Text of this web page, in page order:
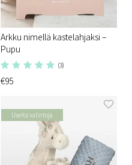
Arkku nimellä kastelahjaksi –
Pupu
(3)
€95
Useita valintoja